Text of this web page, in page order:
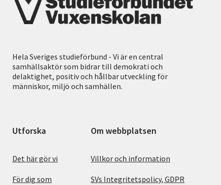
Hela Sveriges studieförbund - Vi är en central
samhällsaktör som bidrar till demokrati och
delaktighet, positiv och hållbar utveckling för
människor, miljö och samhällen.
Utforska
Det här gör vi
För dig som
Om webbplatsen
Villkor och information
SVs Integritetspolicy, GDPR